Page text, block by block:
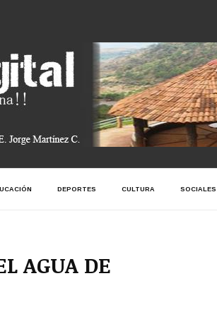
DEPORTES CULTURA SOCIALES
AGUA DE